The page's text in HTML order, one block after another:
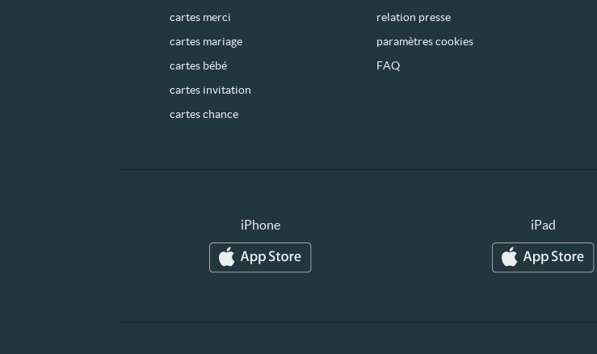
cartes merci
cartes mariage
cartes bébé
cartes invitation
cartes chance
relation presse
paramètres cookies
FAQ
iPhone iPad